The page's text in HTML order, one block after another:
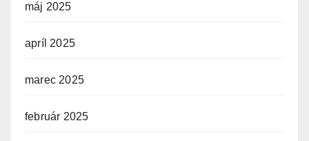
máj 2025
apríl 2025
marec 2025
február 2025